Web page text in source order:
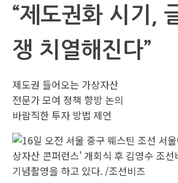
“제도권화 시기,
쟁 치열해진다”
제도권 들어오는 가상자산
전문가 모여 정책 향방 논의
바람직한 투자 방법 제언